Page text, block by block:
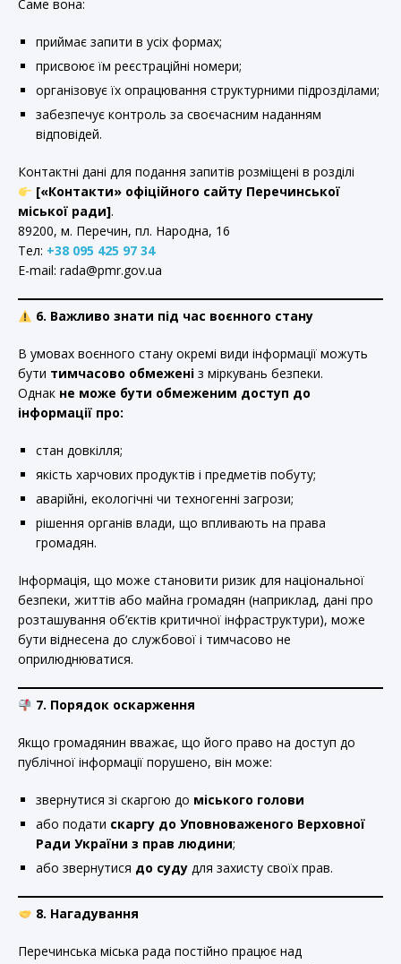
Саме вона:
приймає запити в усіх формах;
присвоює їм реєстраційні номери;
організовує їх опрацювання структурними підрозділами;
забезпечує контроль за своєчасним наданням
відповідей.
Контактні дані для подання запитів розміщені в розділі
[«Контакти» офіційного сайту Перечинської
міської ради].
89200, м. Перечин, пл. Народна, 16
Тел: +38 095 425 97 34
E-mail: rada@pmr.gov.ua
6. Важливо знати під час воєнного стану
В умовах воєнного стану окремі види інформації можуть
бути тимчасово обмежені з міркувань безпеки.
Однак не може бути обмеженим доступ до
інформації про:
стан довкілля;
якість харчових продуктів і предметів побуту;
аварійні, екологічні чи техногенні загрози;
рішення органів влади, що впливають на права
громадян.
Інформація, що може становити ризик для національної
безпеки, життів або майна громадян (наприклад, дані про
розташування об’єктів критичної інфраструктури), може
бути віднесена до службової і тимчасово не
оприлюднюватися.
7. Порядок оскарження
Якщо громадянин вважає, що його право на доступ до
публічної інформації порушено, він може:
звернутися зі скаргою до міського голови
або подати скаргу до Уповноваженого Верховної
Ради України з прав людини;
або звернутися до суду для захисту своїх прав.
8. Нагадування
Перечинська міська рада постійно працює над